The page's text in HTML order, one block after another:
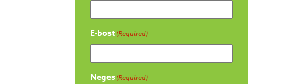
E-bost (Required)
Neges(Required)